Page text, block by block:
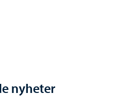
nyheter